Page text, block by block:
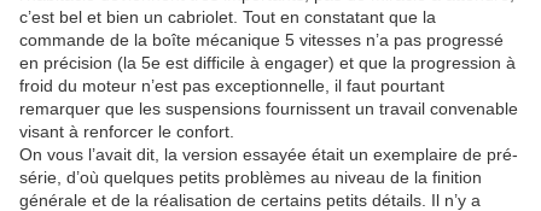
c’est bel et bien un cabriolet. Tout en constatant que la
commande de la boîte mécanique 5 vitesses n’a pas progressé
en précision (la 5e est difficile à engager) et que la progression à
froid du moteur n’est pas exceptionnelle, il faut pourtant
remarquer que les suspensions fournissent un travail convenable
visant à renforcer le confort.
On vous l’avait dit, la version essayée était un exemplaire de pré-
série, d’où quelques petits problèmes au niveau de la finition
générale et de la réalisation de certains petits détails. Il n’y a